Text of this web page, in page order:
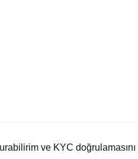
ve KYC